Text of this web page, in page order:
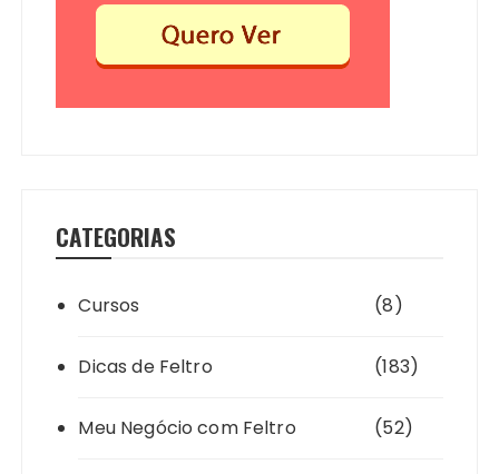
CATEGORIAS
Cursos (8)
Dicas de Feltro (183)
Meu Negócio com Feltro (52)